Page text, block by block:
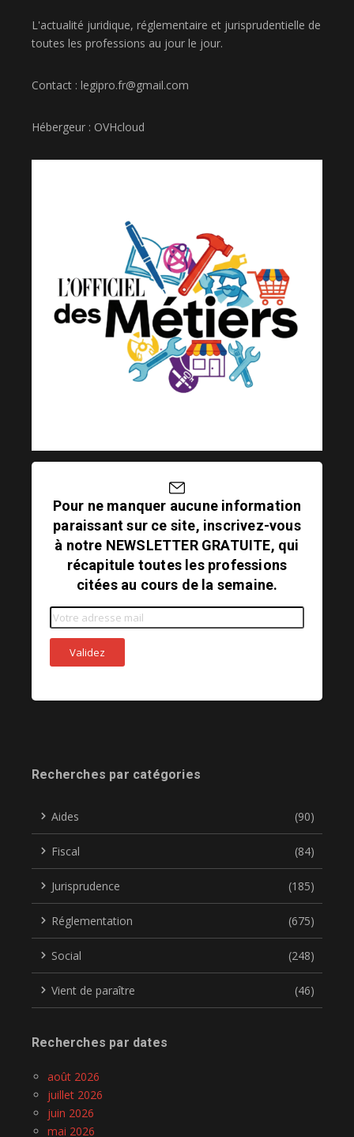
L'actualité juridique, réglementaire et jurisprudentielle de
toutes les professions au jour le jour.
Contact : legipro.fr@gmail.com
Hébergeur : OVHcloud
Pour ne manquer aucune information
paraissant sur ce site, inscrivez-vous
à notre NEWSLETTER GRATUITE, qui
récapitule toutes les professions
citées au cours de la semaine.
Recherches par catégories
Aides (90)
Fiscal (84)
Jurisprudence (185)
Réglementation (675)
Social (248)
Vient de paraître (46)
Recherches par dates
août 2026
juillet 2026
juin 2026
mai 2026